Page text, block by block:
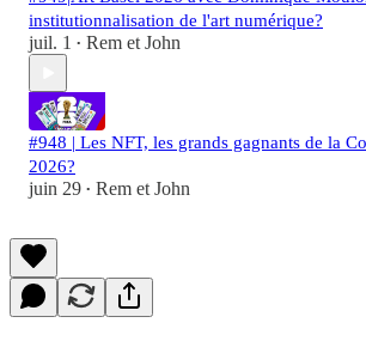
institutionnalisation de l'art numérique?
juil. 1 • Rem et John
#948 | Les NFT, les grands gagnants de la
2026?
juin 29 • Rem et John